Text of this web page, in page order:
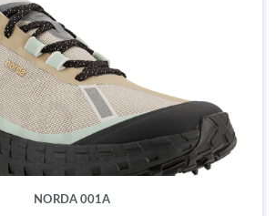
NORDA 001A